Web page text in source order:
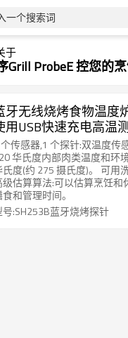
一个搜索词
于
Grill ProbeE 控您的
牙无线烧烤食物温度
用USB快速充电高温
进程
传感器,1 个探针:双温度传
华氏度内部肉类温度和环
度(约 275 摄氏度)。 可用
级估算算法:可以估算烹饪和
食和管理时间。
号:SH253B蓝牙烧烤探针